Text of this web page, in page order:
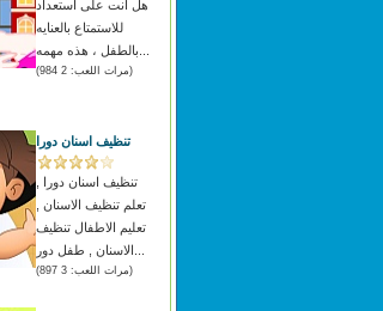
هل انت على استعداد
للاستمتاع بالعنايه
(مرات اللعب: 2 984)
تنظيف اسنان دورا
تنظيف اسنان دورا ,
تعلم تنظيف الاسنان ,
تعليم الاطفال تنظيف
(مرات اللعب: 3 897)